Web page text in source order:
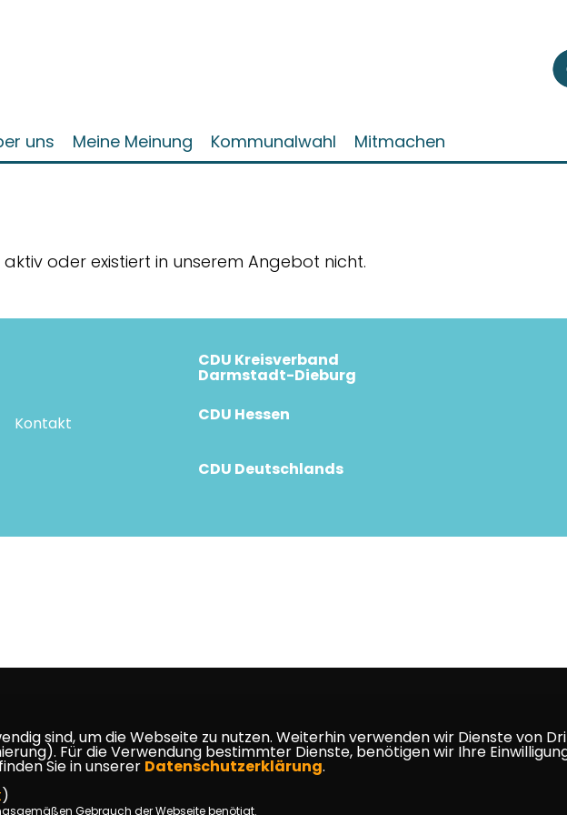
uns Meine Meinung Kommunalwahl Mitmachen
aktiv oder existiert in unserem Angebot nicht.
Kontakt
CDU Kreisverband
Darmstadt-Dieburg
CDU Hessen
CDU Deutschlands
sind, um die Webseite zu nutzen. Weiterhin verwenden wir Dienste von
Für die Verwendung bestimmter Dienste, benötigen wir Ihre
Sie in unserer Datenschutzerklärung.
)
Gebrauch der Webseite benötigt.